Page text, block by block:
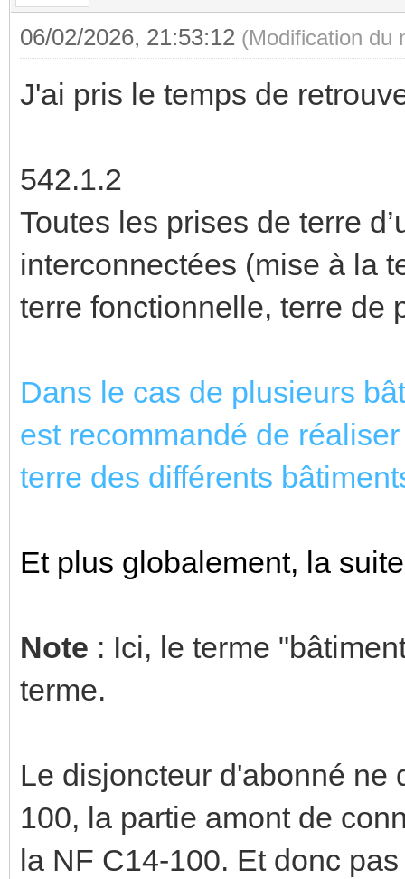
06/02/2026, 21:53:12 (Modification du
J'ai pris le temps de
542.1.2
Toutes les prises de terre
interconnectées (mise à la
terre fonctionnelle, terre de
Dans le cas de plusieurs
est recommandé de
terre des différents
Et plus globalement, la
Note : Ici, le terme
terme.
Le disjoncteur d'abonné ne
100, la partie amont de
la NF C14-100. Et donc